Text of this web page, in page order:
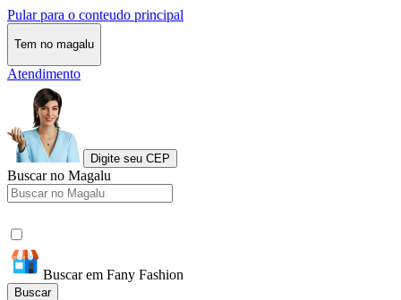
Pular para o conteudo principal
Tem no magalu
Atendimento
Digite seu CEP
Buscar no Magalu
Buscar em Fany Fashion
Buscar